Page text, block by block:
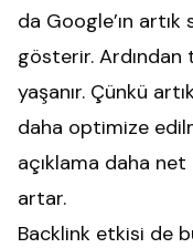
da Google’ın artık
gösterir. Ardından
yaşanır. Çünkü
daha optimize
açıklama daha
artar.
Backlink etkisi de